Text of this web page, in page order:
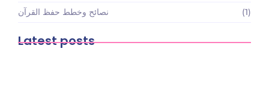
نصائح وخطط حفظ القرآن
(1)
Latest posts